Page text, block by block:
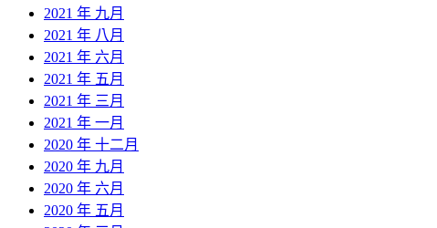
2021 年 九月
2021 年 八月
2021 年 六月
2021 年 五月
2021 年 三月
2021 年 一月
2020 年 十二月
2020 年 九月
2020 年 六月
2020 年 五月